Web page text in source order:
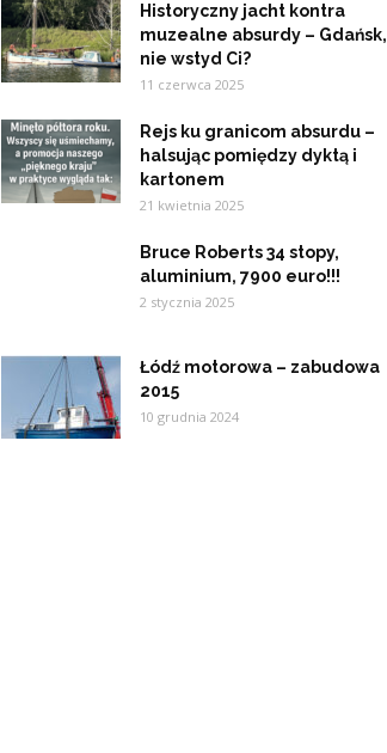
Historyczny jacht kontra
muzealne absurdy – Gdańsk,
nie wstyd Ci?
11 czerwca 2025
Rejs ku granicom absurdu –
halsując pomiędzy dyktą i
kartonem
21 kwietnia 2025
Bruce Roberts 34 stopy,
aluminium, 7900 euro!!!
2 stycznia 2025
Łódź motorowa – zabudowa
2015
10 grudnia 2024